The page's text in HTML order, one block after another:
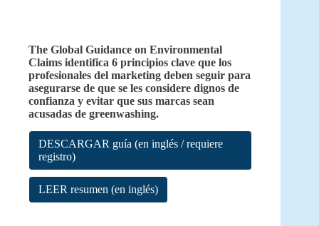
The Global Guidance on Environmental
Claims identifica 6 principios clave que los
profesionales del marketing deben seguir para
asegurarse de que se les considere dignos de
confianza y evitar que sus marcas sean
acusadas de greenwashing.
DESCARGAR guía (en inglés / requiere
registro)
LEER resumen (en inglés)